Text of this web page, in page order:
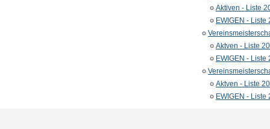
Aktiven - Liste
EWIGEN - Liste
Aktven - Liste
EWIGEN - Liste
Aktven - Liste
EWIGEN - Liste